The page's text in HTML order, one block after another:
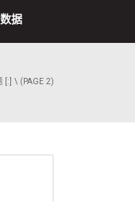
据
[:] \ (PAGE 2)